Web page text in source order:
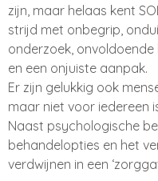
zijn, maar helaas kent
strijd met onbegrip,
onderzoek, onvoldoende
en een onjuiste aanpak.
Er zijn gelukkig ook
maar niet voor iedereen
Naast psychologische
behandelopties en het
verdwijnen in een